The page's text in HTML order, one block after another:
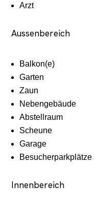
Arzt
Aussenbereich
Balkon(e)
Garten
Zaun
Nebengebäude
Abstellraum
Scheune
Garage
Besucherparkplätze
Innenbereich